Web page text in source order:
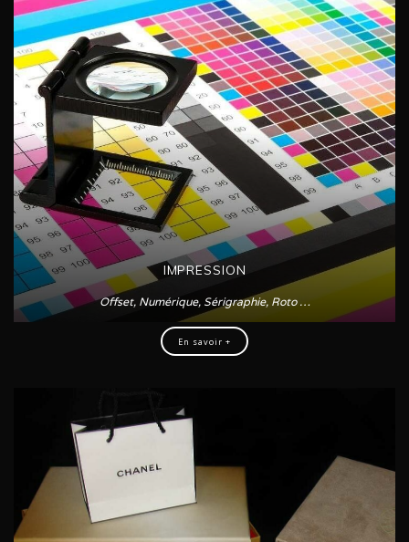
IMPRESSION
Offset, Numérique, Sérigraphie, Roto …
En savoir +